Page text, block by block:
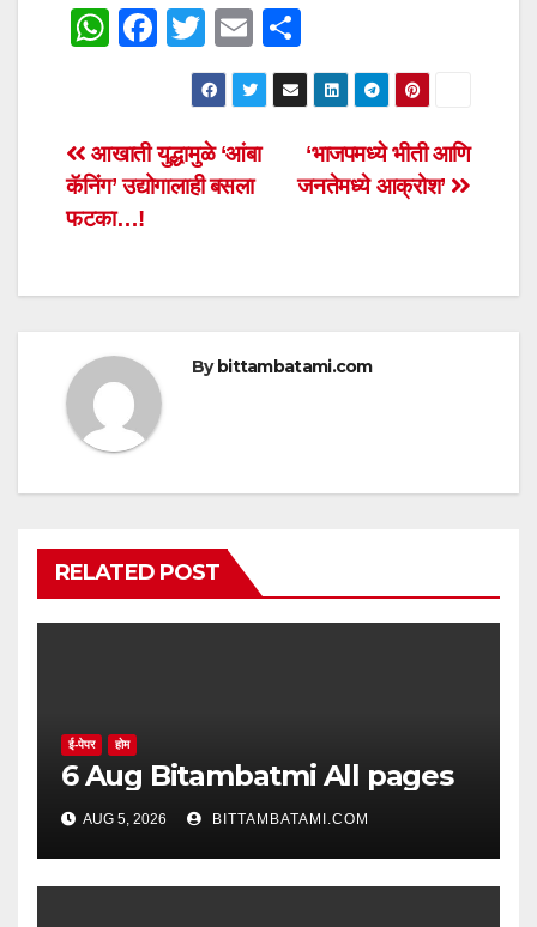
W
s
A
p
F
e
b
k
T
wi
tt
er
E
m
ail
h
ar
e
Post
navigation
‘भाजपमध्ये भीती आणि
जनतेमध्ये आक्रोश’
आखाती युद्धामुळे ‘आंबा
कॅनिंग’ उद्योगालाही बसला
फटका…!
Bybittambatami.com
RELATED POST
ई-पेपर होम
6 Aug Bitambatmi All pages
AUG 5, 2026 BITTAMBATAMI.COM